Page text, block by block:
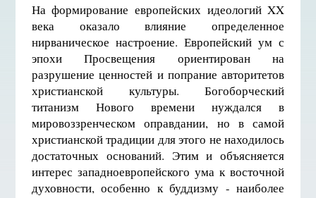
На формирование европейских идеологий XX
века оказало влияние определенное
нирваническое настроение. Европейский ум с
эпохи Просвещения ориентирован на
разрушение ценностей и попрание авторитетов
христианской культуры. Богоборческий
титанизм Нового времени нуждался в
мировоззренческом оправдании, но в самой
христианской традиции для этого не находилось
достаточных оснований. Этим и объясняется
интерес западноевропейского ума к восточной
духовности, особенно к буддизму - наиболее